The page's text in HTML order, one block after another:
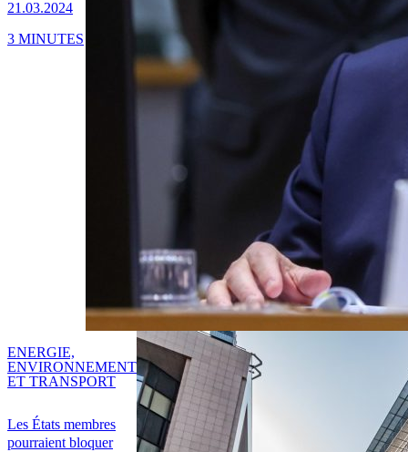
21.03.2024
3 MINUTES
Les États membres
pourraient bloquer
ENERGIE,
ENVIRONNEMENT
ET TRANSPORT